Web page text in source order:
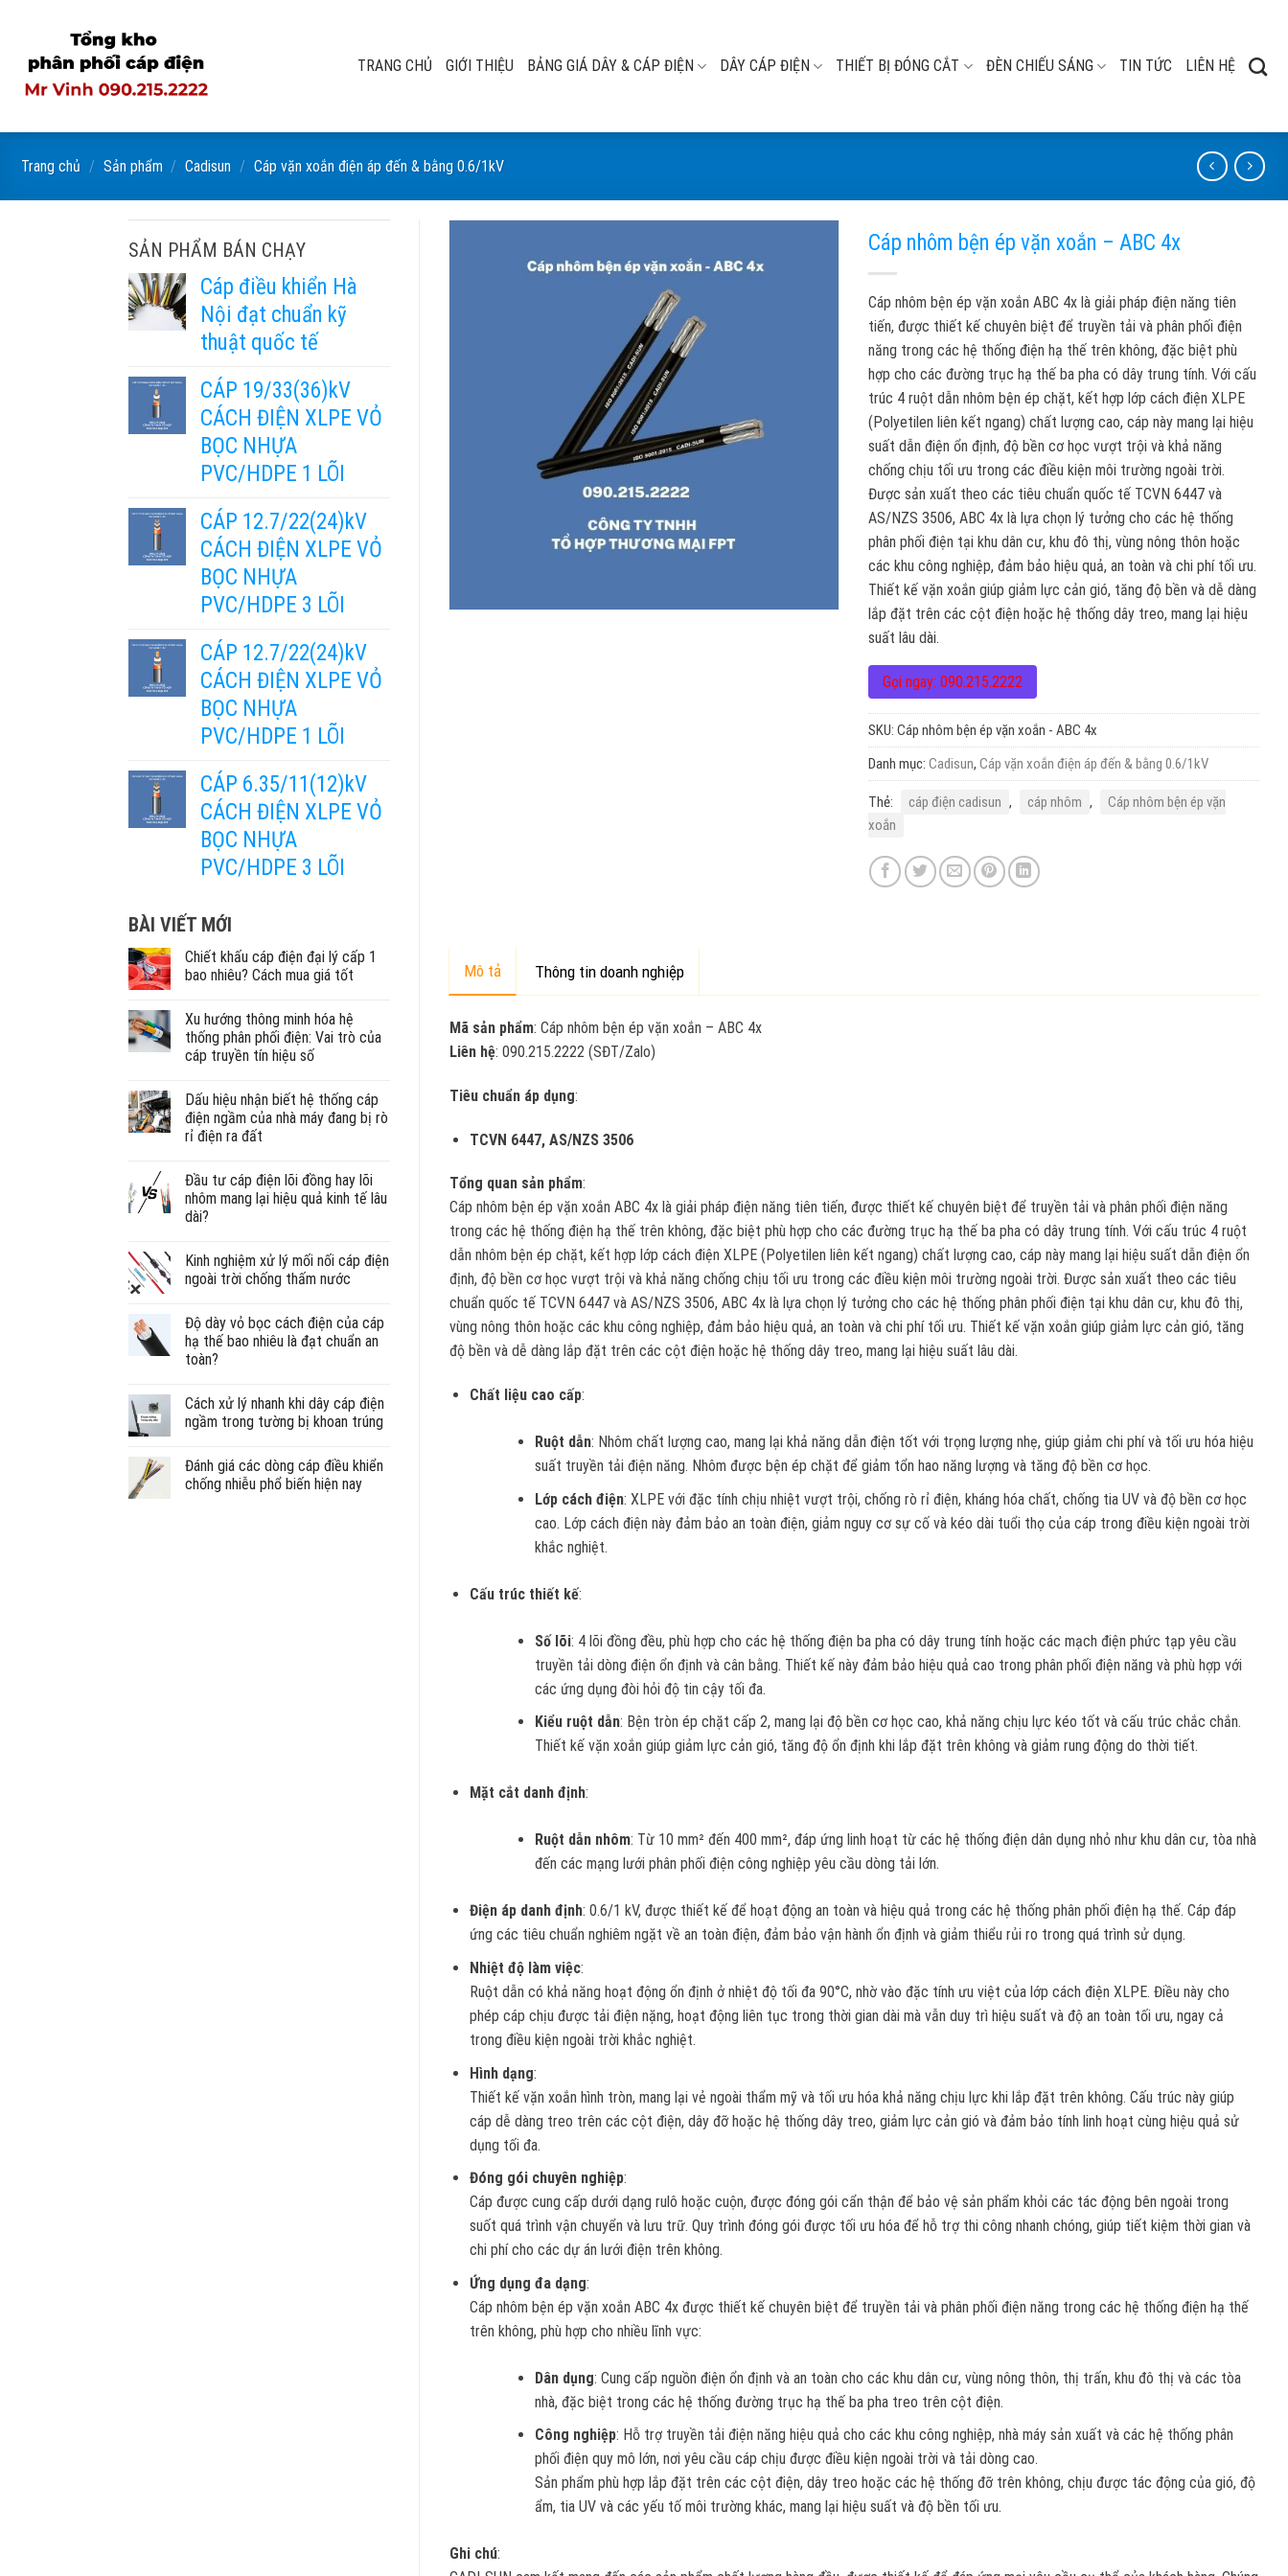
content
TRANG CHỦ GIỚI THIỆU BẢNG GIÁ DÂY & CÁP ĐIỆN DÂY CÁP ĐIỆN THIẾT BỊ ĐÓNG CẮT ĐÈN CHIẾU SÁNG TIN TỨC LIÊN HỆ
Trang chủ / Sản phẩm / Cadisun / Cáp vặn xoắn điện áp đến & bằng 0.6/1kV
SẢN PHẨM BÁN CHẠY
Cáp điều khiển Hà
Nội đạt chuẩn kỹ
thuật quốc tế
CÁP 19/33(36)kV
CÁCH ĐIỆN XLPE VỎ
BỌC NHỰA
PVC/HDPE 1 LÕI
CÁP 12.7/22(24)kV
CÁCH ĐIỆN XLPE VỎ
BỌC NHỰA
PVC/HDPE 3 LÕI
CÁP 12.7/22(24)kV
CÁCH ĐIỆN XLPE VỎ
BỌC NHỰA
PVC/HDPE 1 LÕI
CÁP 6.35/11(12)kV
CÁCH ĐIỆN XLPE VỎ
BỌC NHỰA
PVC/HDPE 3 LÕI
BÀI VIẾT MỚI
Chiết khấu cáp điện đại lý cấp 1
bao nhiêu? Cách mua giá tốt
Xu hướng thông minh hóa hệ
thống phân phối điện: Vai trò của
cáp truyền tín hiệu số
Dấu hiệu nhận biết hệ thống cáp
điện ngầm của nhà máy đang bị rò
rỉ điện ra đất
Đầu tư cáp điện lõi đồng hay lõi
nhôm mang lại hiệu quả kinh tế lâu
dài?
Kinh nghiệm xử lý mối nối cáp điện
ngoài trời chống thấm nước
Độ dày vỏ bọc cách điện của cáp
hạ thế bao nhiêu là đạt chuẩn an
toàn?
Cách xử lý nhanh khi dây cáp điện
ngầm trong tường bị khoan trúng
Đánh giá các dòng cáp điều khiển
chống nhiễu phổ biến hiện nay
Cáp nhôm bện ép vặn xoắn – ABC 4x
Cáp nhôm bện ép vặn xoắn ABC 4x là giải pháp điện năng tiên
tiến, được thiết kế chuyên biệt để truyền tải và phân phối điện
năng trong các hệ thống điện hạ thế trên không, đặc biệt phù
hợp cho các đường trục hạ thế ba pha có dây trung tính. Với cấu
trúc 4 ruột dẫn nhôm bện ép chặt, kết hợp lớp cách điện XLPE
(Polyetilen liên kết ngang) chất lượng cao, cáp này mang lại hiệu
suất dẫn điện ổn định, độ bền cơ học vượt trội và khả năng
chống chịu tối ưu trong các điều kiện môi trường ngoài trời.
Được sản xuất theo các tiêu chuẩn quốc tế TCVN 6447 và
AS/NZS 3506, ABC 4x là lựa chọn lý tưởng cho các hệ thống
phân phối điện tại khu dân cư, khu đô thị, vùng nông thôn hoặc
các khu công nghiệp, đảm bảo hiệu quả, an toàn và chi phí tối ưu.
Thiết kế vặn xoắn giúp giảm lực cản gió, tăng độ bền và dễ dàng
lắp đặt trên các cột điện hoặc hệ thống dây treo, mang lại hiệu
suất lâu dài.
Gọi ngay: 090.215.2222
SKU: Cáp nhôm bện ép vặn xoắn - ABC 4x
Danh mục: Cadisun, Cáp vặn xoắn điện áp đến & bằng 0.6/1kV
Thẻ: cáp điện cadisun , cáp nhôm ,
Cáp nhôm bện ép vặn
xoắn
Mô tả Thông tin doanh nghiệp
Mã sản phẩm: Cáp nhôm bện ép vặn xoắn – ABC 4x
Liên hệ: 090.215.2222 (SĐT/Zalo)
Tiêu chuẩn áp dụng:
TCVN 6447, AS/NZS 3506
Tổng quan sản phẩm:
Cáp nhôm bện ép vặn xoắn ABC 4x là giải pháp điện năng tiên tiến, được thiết kế chuyên biệt để truyền tải và phân phối điện năng
trong các hệ thống điện hạ thế trên không, đặc biệt phù hợp cho các đường trục hạ thế ba pha có dây trung tính. Với cấu trúc 4 ruột
dẫn nhôm bện ép chặt, kết hợp lớp cách điện XLPE (Polyetilen liên kết ngang) chất lượng cao, cáp này mang lại hiệu suất dẫn điện ổn
định, độ bền cơ học vượt trội và khả năng chống chịu tối ưu trong các điều kiện môi trường ngoài trời. Được sản xuất theo các tiêu
chuẩn quốc tế TCVN 6447 và AS/NZS 3506, ABC 4x là lựa chọn lý tưởng cho các hệ thống phân phối điện tại khu dân cư, khu đô thị,
vùng nông thôn hoặc các khu công nghiệp, đảm bảo hiệu quả, an toàn và chi phí tối ưu. Thiết kế vặn xoắn giúp giảm lực cản gió, tăng
độ bền và dễ dàng lắp đặt trên các cột điện hoặc hệ thống dây treo, mang lại hiệu suất lâu dài.
Chất liệu cao cấp:
Ruột dẫn: Nhôm chất lượng cao, mang lại khả năng dẫn điện tốt với trọng lượng nhẹ, giúp giảm chi phí và tối ưu hóa hiệu
suất truyền tải điện năng. Nhôm được bện ép chặt để giảm tổn hao năng lượng và tăng độ bền cơ học.
Lớp cách điện: XLPE với đặc tính chịu nhiệt vượt trội, chống rò rỉ điện, kháng hóa chất, chống tia UV và độ bền cơ học
cao. Lớp cách điện này đảm bảo an toàn điện, giảm nguy cơ sự cố và kéo dài tuổi thọ của cáp trong điều kiện ngoài trời
khắc nghiệt.
Cấu trúc thiết kế:
Số lõi: 4 lõi đồng đều, phù hợp cho các hệ thống điện ba pha có dây trung tính hoặc các mạch điện phức tạp yêu cầu
truyền tải dòng điện ổn định và cân bằng. Thiết kế này đảm bảo hiệu quả cao trong phân phối điện năng và phù hợp với
các ứng dụng đòi hỏi độ tin cậy tối đa.
Kiểu ruột dẫn: Bện tròn ép chặt cấp 2, mang lại độ bền cơ học cao, khả năng chịu lực kéo tốt và cấu trúc chắc chắn.
Thiết kế vặn xoắn giúp giảm lực cản gió, tăng độ ổn định khi lắp đặt trên không và giảm rung động do thời tiết.
Mặt cắt danh định:
Ruột dẫn nhôm: Từ 10 mm² đến 400 mm², đáp ứng linh hoạt từ các hệ thống điện dân dụng nhỏ như khu dân cư, tòa nhà
đến các mạng lưới phân phối điện công nghiệp yêu cầu dòng tải lớn.
Điện áp danh định: 0.6/1 kV, được thiết kế để hoạt động an toàn và hiệu quả trong các hệ thống phân phối điện hạ thế. Cáp đáp
ứng các tiêu chuẩn nghiêm ngặt về an toàn điện, đảm bảo vận hành ổn định và giảm thiểu rủi ro trong quá trình sử dụng.
Nhiệt độ làm việc:
Ruột dẫn có khả năng hoạt động ổn định ở nhiệt độ tối đa 90°C, nhờ vào đặc tính ưu việt của lớp cách điện XLPE. Điều này cho
phép cáp chịu được tải điện nặng, hoạt động liên tục trong thời gian dài mà vẫn duy trì hiệu suất và độ an toàn tối ưu, ngay cả
trong điều kiện ngoài trời khắc nghiệt.
Hình dạng:
Thiết kế vặn xoắn hình tròn, mang lại vẻ ngoài thẩm mỹ và tối ưu hóa khả năng chịu lực khi lắp đặt trên không. Cấu trúc này giúp
cáp dễ dàng treo trên các cột điện, dây đỡ hoặc hệ thống dây treo, giảm lực cản gió và đảm bảo tính linh hoạt cùng hiệu quả sử
dụng tối đa.
Đóng gói chuyên nghiệp:
Cáp được cung cấp dưới dạng rulô hoặc cuộn, được đóng gói cẩn thận để bảo vệ sản phẩm khỏi các tác động bên ngoài trong
suốt quá trình vận chuyển và lưu trữ. Quy trình đóng gói được tối ưu hóa để hỗ trợ thi công nhanh chóng, giúp tiết kiệm thời gian và
chi phí cho các dự án lưới điện trên không.
Ứng dụng đa dạng:
Cáp nhôm bện ép vặn xoắn ABC 4x được thiết kế chuyên biệt để truyền tải và phân phối điện năng trong các hệ thống điện hạ thế
trên không, phù hợp cho nhiều lĩnh vực:
Dân dụng: Cung cấp nguồn điện ổn định và an toàn cho các khu dân cư, vùng nông thôn, thị trấn, khu đô thị và các tòa
nhà, đặc biệt trong các hệ thống đường trục hạ thế ba pha treo trên cột điện.
Công nghiệp: Hỗ trợ truyền tải điện năng hiệu quả cho các khu công nghiệp, nhà máy sản xuất và các hệ thống phân
phối điện quy mô lớn, nơi yêu cầu cáp chịu được điều kiện ngoài trời và tải dòng cao.
Sản phẩm phù hợp lắp đặt trên các cột điện, dây treo hoặc các hệ thống đỡ trên không, chịu được tác động của gió, độ
ẩm, tia UV và các yếu tố môi trường khác, mang lại hiệu suất và độ bền tối ưu.
Ghi chú: